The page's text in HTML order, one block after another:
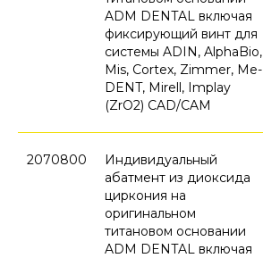
ADM DENTAL включая
фиксирующий винт для
системы ADIN, AlphaBio,
Mis, Cortex, Zimmer, Me-
DENT, Mirell, Implay
(ZrO2) CAD/CAM
2070800
Индивидуальный
абатмент из диоксида
циркония на
оригинальном
титановом основании
ADM DENTAL включая